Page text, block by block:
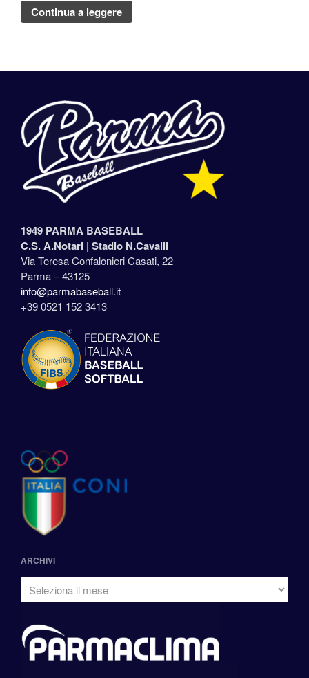
Continua a leggere
1949 PARMA BASEBALL
C.S. A.Notari | Stadio N.Cavalli
Via Teresa Confalonieri Casati, 22
Parma – 43125
info@parmabaseball.it
+39 0521 152 3413
ARCHIVI